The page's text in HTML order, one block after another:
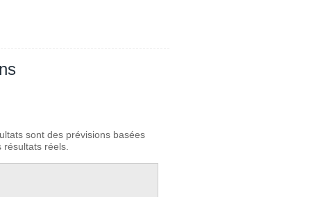
sont des prévisions basées
réels.